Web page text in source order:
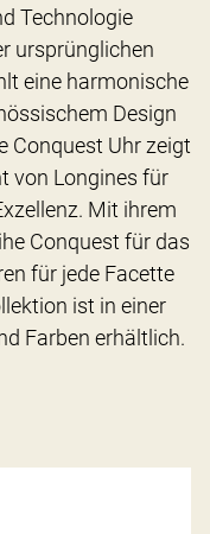
Technologie
ursprünglichen
eine harmonische
Design
Conquest Uhr zeigt
von Longines für
Mit ihrem
Conquest für das
für jede Facette
ist in einer
Farben erhältlich.